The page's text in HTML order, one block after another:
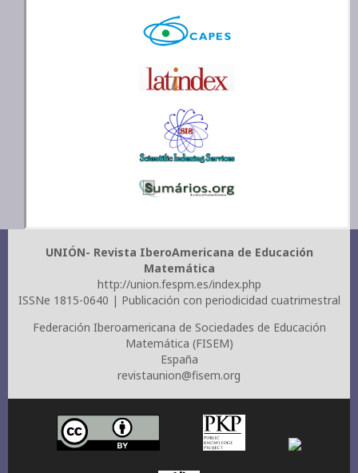
UNIÓN- Revista IberoAmericana de Educación
Matemática
http://union.fespm.es/index.php
ISSNe 1815-0640 | Publicación con periodicidad cuatrimestral
Federación Iberoamericana de Sociedades de Educación
Matemática (FISEM)
España
revistaunion@fisem.org